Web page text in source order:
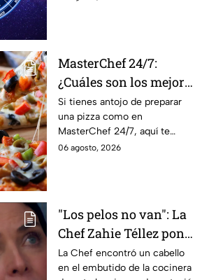
lo que imaginan y
MasterChef 24/7:
¿Cuáles son los mejores
quesos para preparar
pizza en casa?
Si tienes antojo de preparar
una pizza como en
MasterChef 24/7, aquí te
contamos todo lo que debes
06 agosto, 2026
"Los pelos no van": La
Chef Zahie Téllez pone
en evidencia a Carmen
en la gala de mandiles
La Chef encontró un cabello
en el embutido de la cocinera